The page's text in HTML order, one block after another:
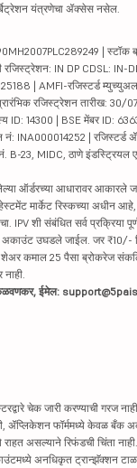
यंत्रणेचा ॲक्सेस नसेल.
| स्टॉक
रजिस्ट्रेशन: IN DP CDSL: IN-
| AMFI-रजिस्टर्ड
रजिस्ट्रेशन तारीख: 30/
ID: 14300 | BSE मेंबर ID:
नं: INA000014252 |
B-23, MIDC, ठाणे इंडस्ट्रियल
ऑर्डरच्या आधारावर आकारले
मार्केट रिस्कच्या अधीन आहे,
IPV शी संबंधित सर्व प्रक्रिया
अकाउंट उघडले जाईल. जर ₹10/-
शेअर कमाल 25 पैसा ब्रोकरेज
नाही.
ईमेल:
चेक जारी करण्याची गरज
ॲप्लिकेशन फॉर्ममध्ये केवळ बँक
असल्याने रिफंडची चिंता नाही.
अनधिकृत ट्रान्झॅक्शन